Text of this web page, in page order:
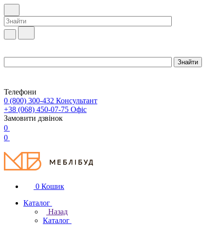
Телефони
0 (800) 300-432 Консультант
+38 (068) 450-07-75 Офіс
Замовити дзвінок
0
0
0 Кошик
Каталог
Назад
Каталог